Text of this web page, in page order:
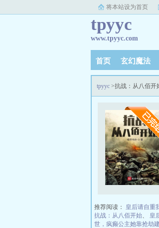
将本站设为首页
tpyyc
www.tpyyc.com
首页 玄幻魔法
tpyyc >抗战：从八佰开
推荐阅读： 皇后请自重
抗战：从八佰开始、 皇
世，疯癫公主她靠抢劫